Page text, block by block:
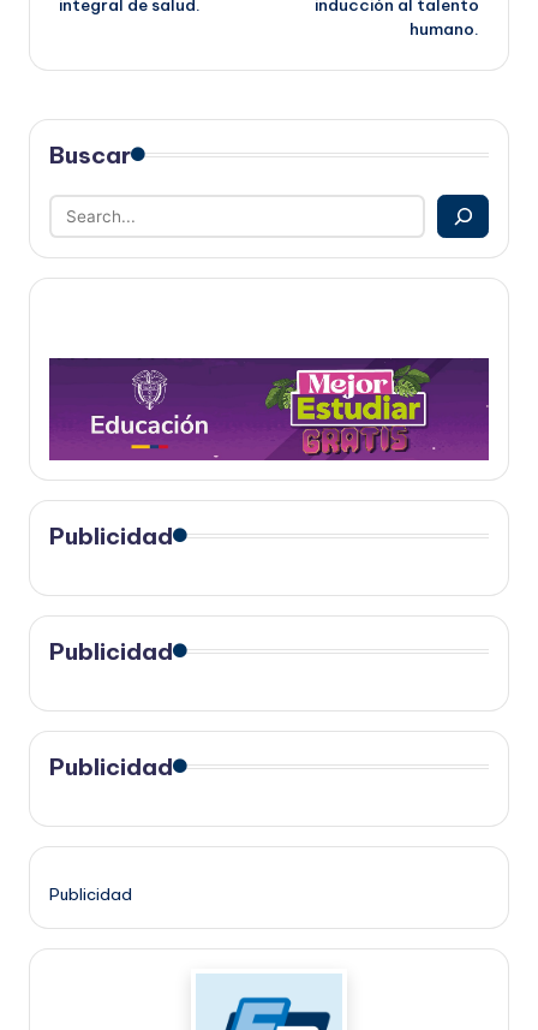
integral de salud.
inducción al talento
humano.
Buscar
Publicidad
Publicidad
Publicidad
Publicidad